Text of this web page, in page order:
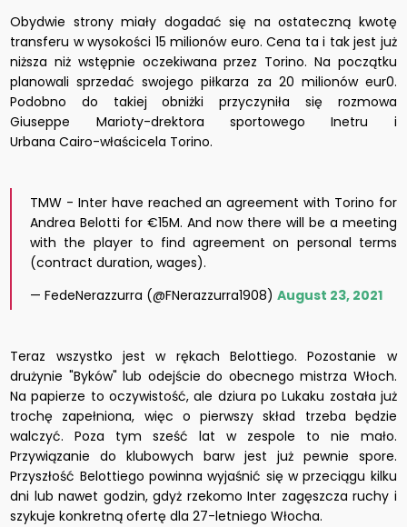
Obydwie strony miały dogadać się na ostateczną kwotę
transferu w wysokości 15 milionów euro. Cena ta i tak jest już
niższa niż wstępnie oczekiwana przez Torino. Na początku
planowali sprzedać swojego piłkarza za 20 milionów eur0.
Podobno do takiej obniżki przyczyniła się rozmowa
Giuseppe Marioty-drektora sportowegoInetru i
Urbana Cairo-właścicela Torino.
TMW - Inter have reached an agreement with Torino for
Andrea Belotti for €15M. And now there will be a meeting
with the player to find agreement on personal terms
(contract duration, wages).
— FedeNerazzurra (@FNerazzurra1908)August 23, 2021
Teraz wszystko jest w rękachBelottiego. Pozostanie w
drużynie "Byków" lub odejście do obecnego mistrza Włoch.
Na papierze to oczywistość, ale dziura poLukaku została już
trochę zapełniona, więc o pierwszy skład trzeba będzie
walczyć. Poza tym sześć lat w zespole to nie mało.
Przywiązanie do klubowych barw jest już pewnie spore.
Przyszłość Belottiego powinna wyjaśnić się w przeciągu kilku
dni lub nawet godzin, gdyż rzekomo Inter zagęszcza ruchy i
szykuje konkretną ofertę dla 27-letniego Włocha.